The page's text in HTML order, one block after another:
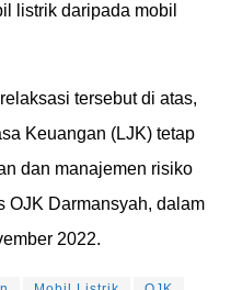
listrik daripada mobil
tersebut di atas,
Keuangan (LJK) tetap
dan manajemen risiko
OJK Darmansyah, dalam
2022.